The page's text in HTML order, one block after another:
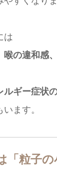
は
喉の違和感
ルギー症状
ます。
「粒子の